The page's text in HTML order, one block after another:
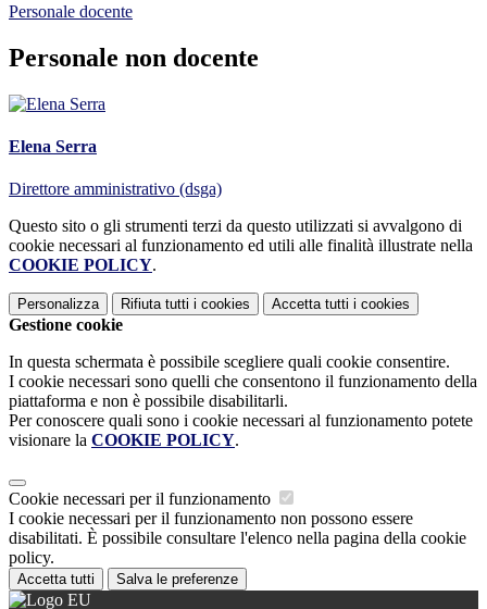
Personale docente
Personale non docente
Elena Serra
Direttore amministrativo (dsga)
Questo sito o gli strumenti terzi da questo utilizzati si avvalgono di
cookie necessari al funzionamento ed utili alle finalità illustrate nella
COOKIE POLICY.
Personalizza Rifiuta tutti i cookies Accetta tutti i cookies
Gestione cookie
In questa schermata è possibile scegliere quali cookie consentire.
I cookie necessari sono quelli che consentono il funzionamento della
piattaforma e non è possibile disabilitarli.
Per conoscere quali sono i cookie necessari al funzionamento potete
visionare la COOKIE POLICY.
Cookie necessari per il funzionamento
I cookie necessari per il funzionamento non possono essere
disabilitati. È possibile consultare l'elenco nella pagina della cookie
policy.
Accetta tutti Salva le preferenze